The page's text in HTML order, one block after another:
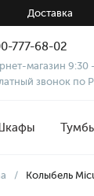
Доставка
777-68-02
магазин 9:30
звонок по
/ Колыбель